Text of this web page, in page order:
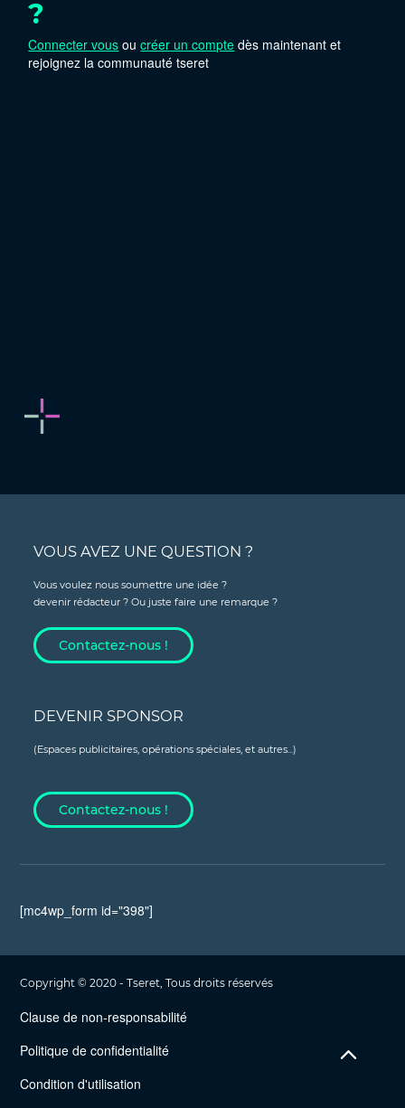
?
Connecter vous oucréer un compte dès maintenant et
rejoignez la communauté tseret
VOUS AVEZ UNE QUESTION ?
Vous voulez nous soumettre une idée ?
devenir rédacteur ? Ou juste faire une remarque ?
Contactez-nous !
DEVENIR SPONSOR
(Espaces publicitaires, opérations spéciales, et autres...)
Contactez-nous !
[mc4wp_form id="398"]
Copyright © 2020 - Tseret, Tous droits réservés
Clause de non-responsabilité
Politique de confidentialité
Condition d'utilisation